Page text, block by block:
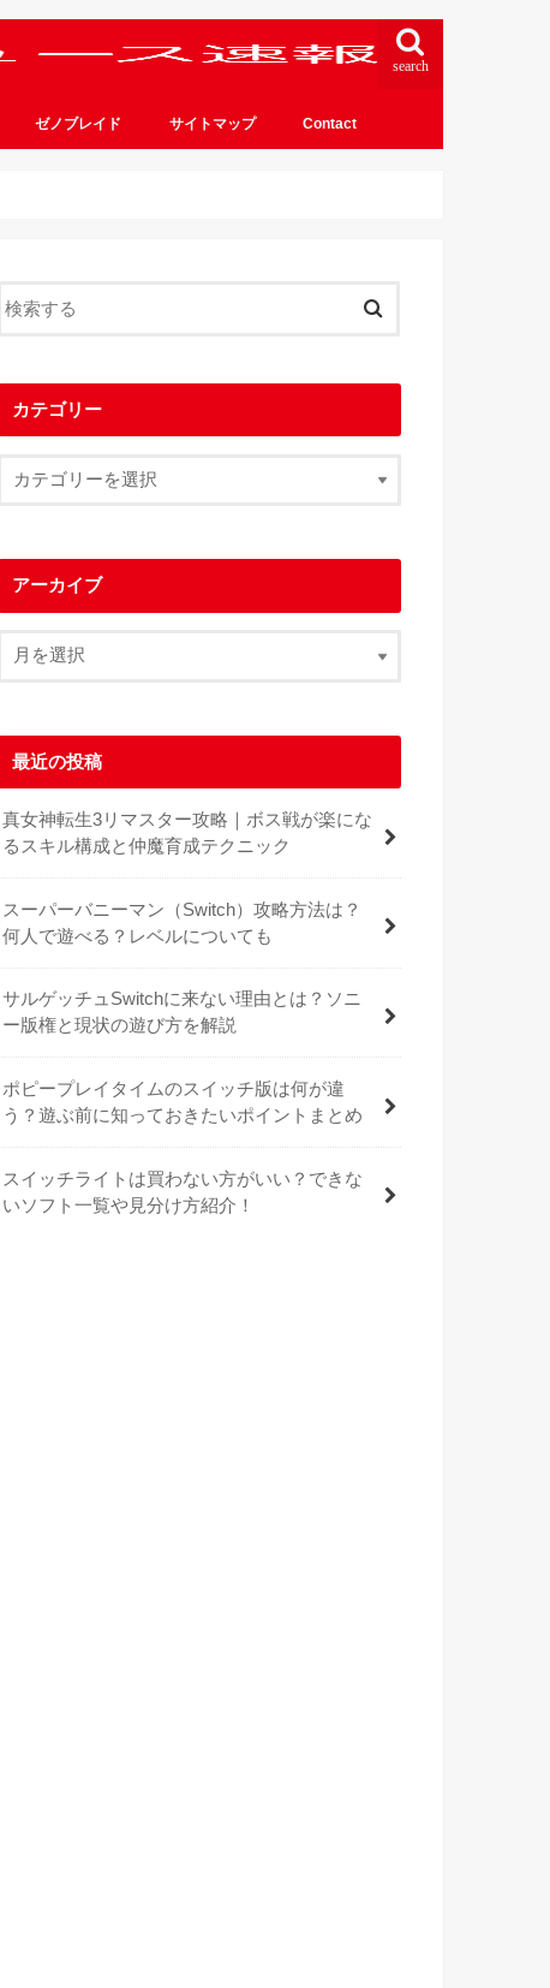
search
ゼノブレイド サイトマップ Contact
カテゴリー
アーカイブ
最近の投稿
真女神転生3リマスター攻略｜ボス戦が楽にな
るスキル構成と仲魔育成テクニック
スーパーバニーマン（Switch）攻略方法は？
何人で遊べる？レベルについても
サルゲッチュSwitchに来ない理由とは？ソニ
ー版権と現状の遊び方を解説
ポピープレイタイムのスイッチ版は何が違
う？遊ぶ前に知っておきたいポイントまとめ
スイッチライトは買わない方がいい？できな
いソフト一覧や見分け方紹介！